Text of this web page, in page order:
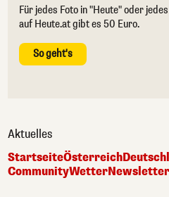
Für jedes Foto in "Heute" oder
auf Heute.at gibt es 50 Euro.
So geht's
Aktuelles
StartseiteÖsterreich
CommunityWetterNewsletter